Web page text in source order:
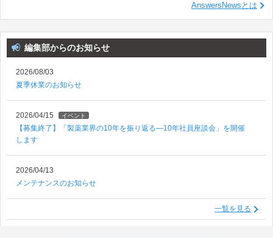
AnswersNewsとは
編集部からのお知らせ
2026/08/03
夏季休業のお知らせ
2026/04/15 イベント
【募集終了】「製薬業界の10年を振り返る―10年社員座談会」を開催
します
2026/04/13
メンテナンスのお知らせ
一覧を見る